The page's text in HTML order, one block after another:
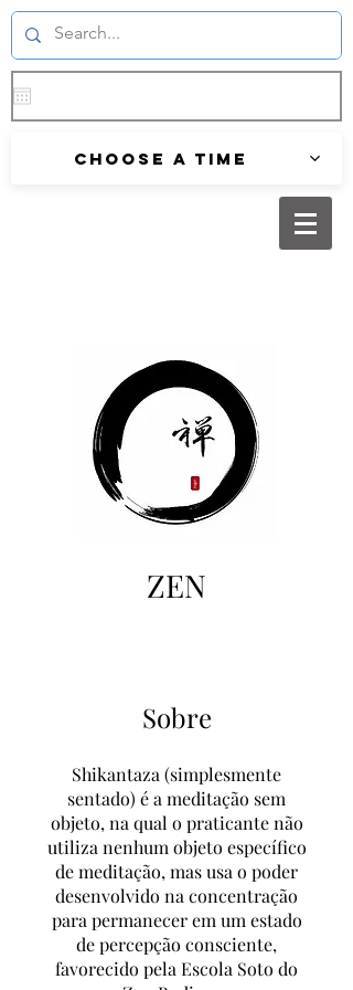
Choose a time
ZEN
Sobre
Shikantaza (simplesmente
sentado) é a meditação sem
objeto, na qual o praticante não
utiliza nenhum objeto específico
de meditação, mas usa o poder
desenvolvido na concentração
para permanecer em um estado
de percepção consciente,
favorecido pela Escola Soto do